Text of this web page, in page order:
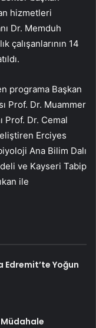
hizmetleri
Dr. Memduh
çalışanlarının 14
programa Başkan
Prof. Dr. Muammer
Prof. Dr. Cemal
Erciyes
Ana Bilim Dalı
ve Kayseri Tabip
ile
Edremit’te Yoğun
Müdahale